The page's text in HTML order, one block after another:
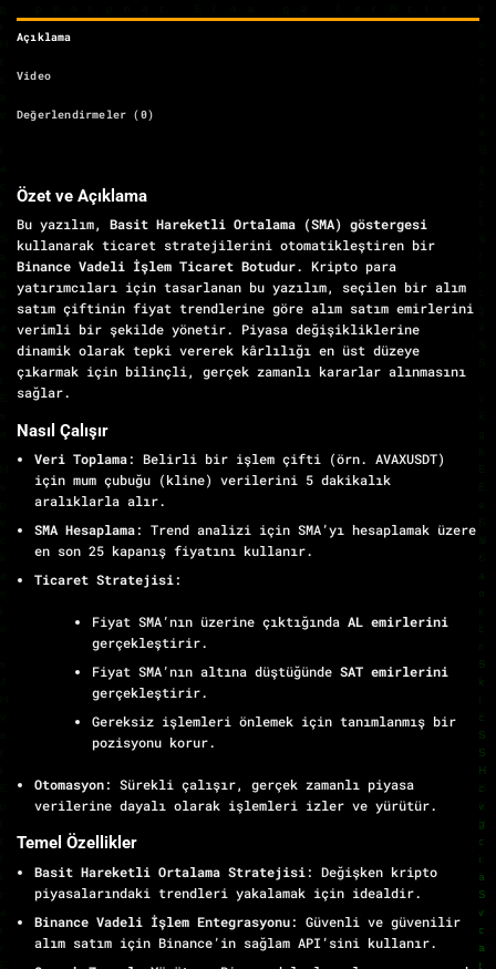
Açıklama
Video
Değerlendirmeler (0)
Özet ve Açıklama
Bu yazılım, Basit Hareketli Ortalama (SMA) göstergesi
kullanarak ticaret stratejilerini otomatikleştiren bir
Binance Vadeli İşlem Ticaret Botudur. Kripto para
yatırımcıları için tasarlanan bu yazılım, seçilen bir alım
satım çiftinin fiyat trendlerine göre alım satım emirlerini
verimli bir şekilde yönetir. Piyasa değişikliklerine
dinamik olarak tepki vererek kârlılığı en üst düzeye
çıkarmak için bilinçli, gerçek zamanlı kararlar alınmasını
sağlar.
Nasıl Çalışır
Veri Toplama: Belirli bir işlem çifti (örn. AVAXUSDT)
için mum çubuğu (kline) verilerini 5 dakikalık
aralıklarla alır.
SMA Hesaplama: Trend analizi için SMA’yı hesaplamak üzere
en son 25 kapanış fiyatını kullanır.
Ticaret Stratejisi:
Fiyat SMA’nın üzerine çıktığındaAL emirlerini
gerçekleştirir.
Fiyat SMA’nın altına düştüğündeSAT emirlerini
gerçekleştirir.
Gereksiz işlemleri önlemek için tanımlanmış bir
pozisyonu korur.
Otomasyon: Sürekli çalışır, gerçek zamanlı piyasa
verilerine dayalı olarak işlemleri izler ve yürütür.
Temel Özellikler
Basit Hareketli Ortalama Stratejisi: Değişken kripto
piyasalarındaki trendleri yakalamak için idealdir.
Binance Vadeli İşlem Entegrasyonu: Güvenli ve güvenilir
alım satım için Binance’in sağlam API’sini kullanır.